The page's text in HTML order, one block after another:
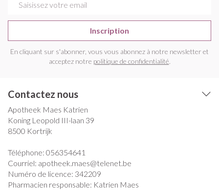
Inscription
En cliquant sur s'abonner, vous vous abonnez à notre newsletter et
acceptez notre politique de confidentialité.
Contactez nous
Apotheek Maes Katrien
Koning Leopold III-laan 39
8500 Kortrijk
Téléphone: 056354641
Courriel: apotheek.maes@telenet.be
Numéro de licence: 342209
Pharmacien responsable: Katrien Maes